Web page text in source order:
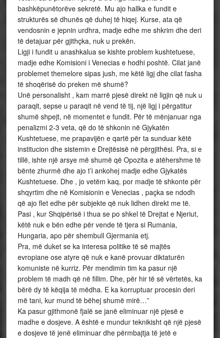
bashkëpunëtorëve sekretë. Mu ajo hallka e fundit e
strukturës së dhunës që duhej të hiqej. Kurse, ata që
vendosnin e jepnin urdhra, madje edhe me shkrim dhe deri
të detajuar për gjithçka, nuk u prekën.
Ligji i fundit u anashkalua se kishte problem kushtetuese,
madje edhe Komisioni i Venecias e hodhi poshtë. Cilat janë
problemet themelore sipas jush, me këtë ligj dhe cilat fasha
të shoqërisë do preken më shumë?
Unë personalisht , kam marrë pjesë direkt në ligjin që nuk u
paraqit, sepse u paraqit në vend të tij, një ligj i përgatitur
shumë shpejt, në momentet e fundit. Për të mënjanuar nga
penalizmi 2-3 veta, që do të shkonin në Gjykatën
Kushtetuese, me prapavijën e qartë për ta sunduar këtë
institucion dhe sistemin e Drejtësisë në përgjithësi. Pra, si e
tillë, ishte një arsye më shumë që Opozita e atëhershme të
bënte zhurmë dhe ajo t’i ankohej madje edhe Gjykatës
Kushtetuese. Dhe , jo vetëm kaq, por madje të shkonte për
shqyrtim dhe në Komisionin e Venecias , paçka se ndodh
që ajo flet edhe për subjekte që nuk lidhen direkt me të.
Pasi , kur Shqipërisë i thua se po shkel të Drejtat e Njeriut,
këtë nuk e bën edhe për vende të tjera si Rumania,
Hungaria, apo për shembull Gjermania etj.
Pra, më duket se ka interesa politike të së majtës
evropiane ose atyre që nuk e kanë provuar diktaturën
komuniste në kurriz. Për mendimin tim ka pasur një
problem të madh që në fillim. Dhe, për hir të së vërtetës, ka
bërë dy të këqija të mëdha. E ka korruptuar procesin deri
më tani, kur mund të bëhej shumë mirë…”
Ka pasur gjithmonë fjalë se janë eliminuar një pjesë e
madhe e dosjeve. A është e mundur teknikisht që një pjesë
e dosjeve të jenë eliminuar dhe përmbajtja të jetë e